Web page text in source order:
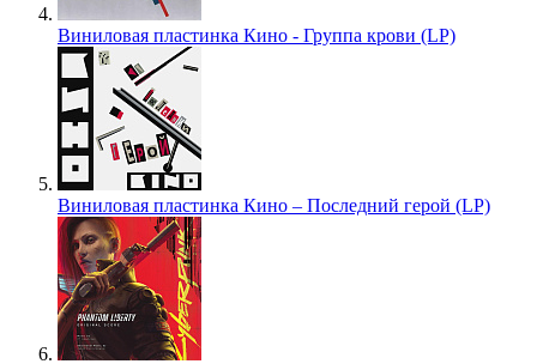
Виниловая пластинка Кино - Группа крови (LP)
Виниловая пластинка Кино – Последний герой (LP)